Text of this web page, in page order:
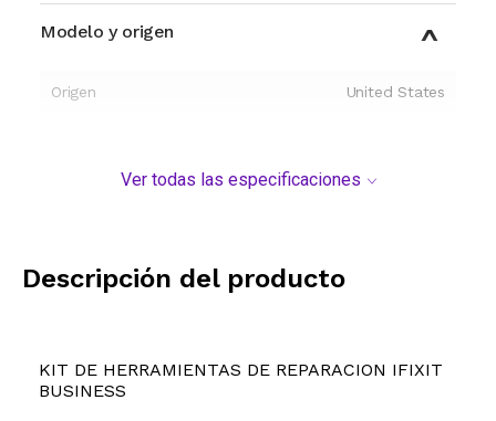
Modelo y origen
Origen United States
Ver todas las especificaciones
Descripción del producto
KIT DE HERRAMIENTAS DE REPARACION IFIXIT
BUSINESS